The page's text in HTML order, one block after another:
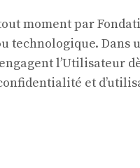
moment par
Dans
l’Utilisateur
et